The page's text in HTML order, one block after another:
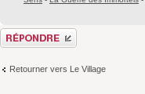
Répondre
Retourner vers Le Village